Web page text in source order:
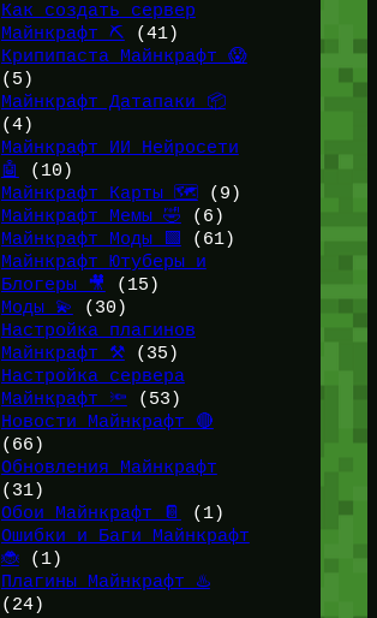
Как создать сервер
Майнкрафт ⛏️ (41)
Крипипаста Майнкрафт 😱
(5)
Майнкрафт Датапаки 📦
(4)
Майнкрафт ИИ Нейросети
🤖
(10)
Майнкрафт Карты 🗺️(9)
Майнкрафт Мемы 🤣 (6)
Майнкрафт Моды 🟩 (61)
Майнкрафт Ютуберы и
Блогеры 🎥
(15)
Моды 💫
(30)
Настройка плагинов
Майнкрафт ⚒️(35)
Настройка сервера
Майнкрафт 🔦 (53)
Новости Майнкрафт 🔴
(66)
Обновления Майнкрафт
(31)
Обои Майнкрафт 📔
(1)
Ошибки и Баги Майнкрафт
🐞(1)
Плагины Майнкрафт ♨️
(24)